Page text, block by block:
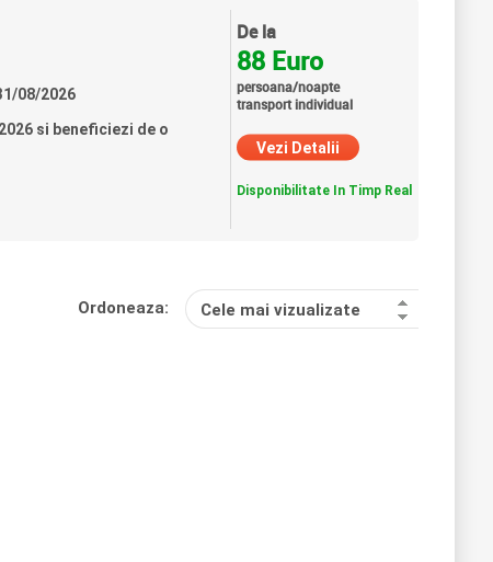
De la
88 Euro
persoana/noapte
transport individual
Vezi Detalii
Disponibilitate In Timp Real
08/2026
si beneficiezi de o
Ordoneaza: Cele mai vizualizate